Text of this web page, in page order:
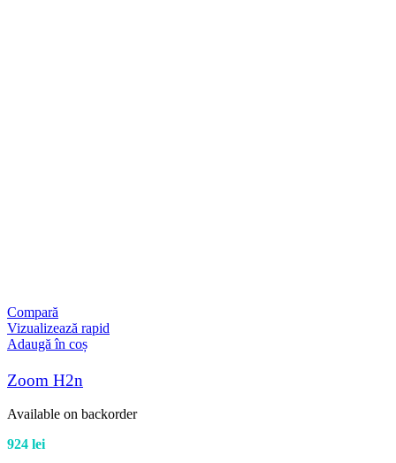
Compară
Vizualizează rapid
Adaugă în coș
Zoom H2n
Available on backorder
924 lei